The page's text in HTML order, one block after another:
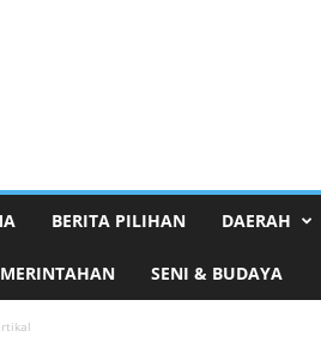
BERITA PILIHAN DAERAH
SENI & BUDAYA